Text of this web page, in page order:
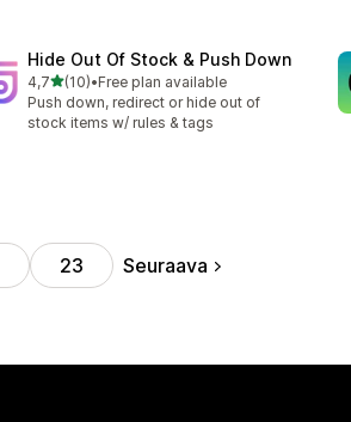
Hide Out Of Stock & Push Down
4,7/ 5 tähteä
(10)
10 arvostelua yhteensä
•Free plan available
Push down, redirect or hide out of
stock items w/ rules & tags
23 Seuraava